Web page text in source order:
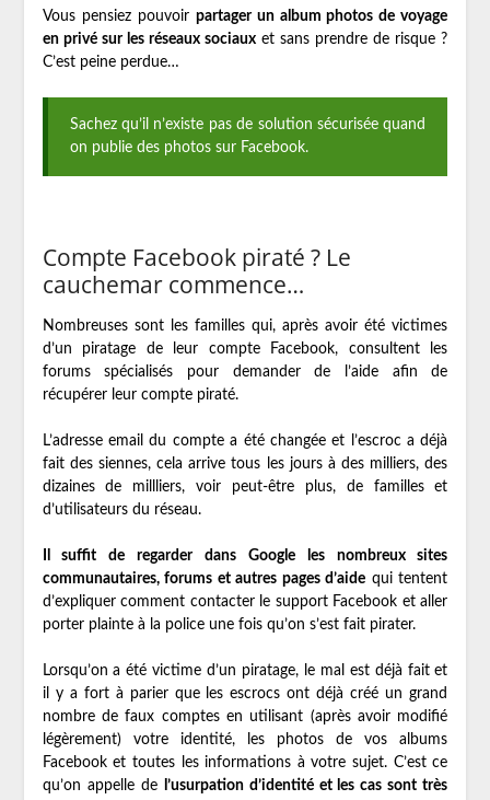
Vous pensiez pouvoir partager un album photos de voyage
en privé sur les réseaux sociauxet sans prendre de risque ?
C’est peine perdue…
Sachez qu’il n’existe pas de solution sécurisée quand
on publie des photos sur Facebook.
Compte Facebook piraté ? Le
cauchemar commence…
Nombreuses sont les familles qui, après avoir été victimes
d’un piratage de leur compte Facebook, consultent les
forums spécialisés pour demander de l’aide afin de
récupérer leur compte piraté.
L’adresse email du compte a été changée et l’escroc a déjà
fait des siennes, cela arrive tous les jours à des milliers, des
dizaines de millliers, voir peut-être plus, de familles et
d’utilisateurs du réseau.
Il suffit de regarder dans Google les nombreux sites
communautaires, forums et autres pages d’aide qui tentent
d’expliquer comment contacter le support Facebook et aller
porter plainte à la police une fois qu’on s’est fait pirater.
Lorsqu’on a été victime d’un piratage, le mal est déjà fait et
il y a fort à parier que les escrocs ont déjà créé un grand
nombre de faux comptes en utilisant (après avoir modifié
légèrement) votre identité, les photos de vos albums
Facebook et toutes les informations à votre sujet. C’est ce
qu’on appelle de
l’usurpation d’identité et les cas sont très